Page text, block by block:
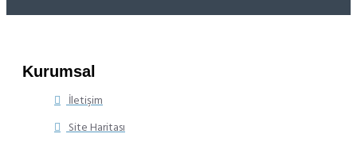
Kurumsal
İletişim
Site Haritası